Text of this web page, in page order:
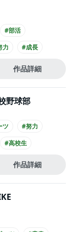
#部活
力 #成長
作品詳細
野球部
ツ
#努力
#高校生
作品詳細